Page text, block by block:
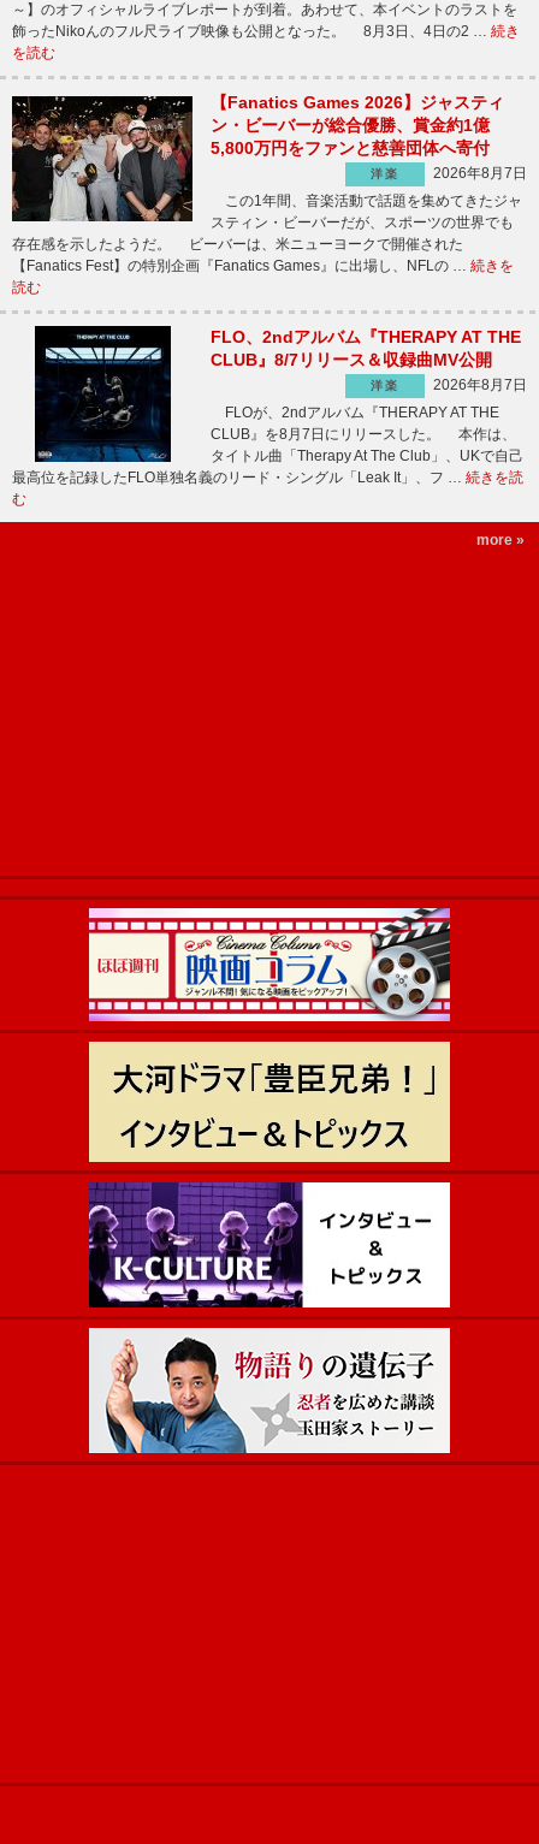
～】のオフィシャルライブレポートが到着。あわせて、本イベントのラストを
飾ったNikoんのフル尺ライブ映像も公開となった。 8月3日、4日の2 … 続き
を読む
【Fanatics Games 2026】ジャスティ
ン・ビーバーが総合優勝、賞金約1億
5,800万円をファンと慈善団体へ寄付
洋楽
2026年8月7日
この1年間、音楽活動で話題を集めてきたジャ
スティン・ビーバーだが、スポーツの世界でも
存在感を示したようだ。 ビーバーは、米ニューヨークで開催された
【Fanatics Fest】の特別企画『Fanatics Games』に出場し、NFLの … 続きを
読む
FLO、2ndアルバム『THERAPY AT THE
CLUB』8/7リリース＆収録曲MV公開
洋楽
2026年8月7日
FLOが、2ndアルバム『THERAPY AT THE
CLUB』を8月7日にリリースした。 本作は、
タイトル曲「Therapy At The Club」、UKで自己
最高位を記録したFLO単独名義のリード・シングル「Leak It」、フ … 続きを読
む
more »